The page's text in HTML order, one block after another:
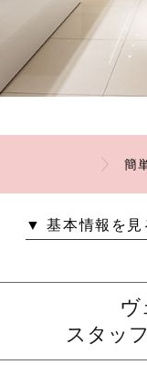
簡
▼ 基本情報を見
ヴ
スタッ